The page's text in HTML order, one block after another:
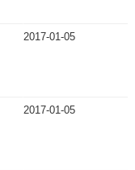
2017-01-05
2017-01-05